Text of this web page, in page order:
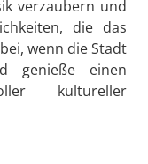
verzaubern und
die das
wenn die Stadt
genieße einen
kultureller